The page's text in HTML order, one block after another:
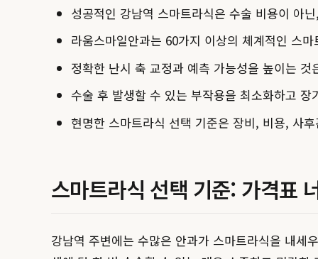
성공적인 강남역 스마트라식은 수술 비용이 아
라움스마일안과는 60가지 이상의 체계적인 스
정확한 난시 축 교정과 예측 가능성을 높이는
수술 후 발생할 수 있는 부작용을 최소화하고
현명한 스마트라식 선택 기준은 장비, 비용, 사
스마트라식 선택 기준: 가격표
강남역 주변에는 수많은 안과가 스마트라식을 내세